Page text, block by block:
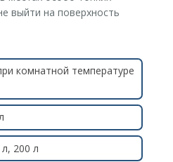
выйти на поверхность
комнатной температуре
200 л